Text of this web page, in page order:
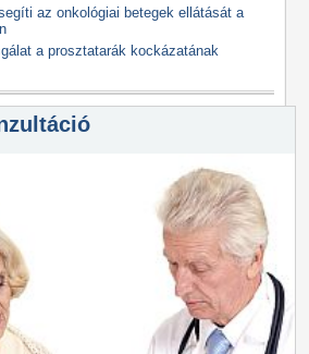
az onkológiai betegek ellátását a
a prosztatarák kockázatának